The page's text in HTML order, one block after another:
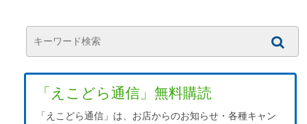
「えこどら通信」無料購読
「えこどら通信」は、お店からのお知らせ・各種キャン